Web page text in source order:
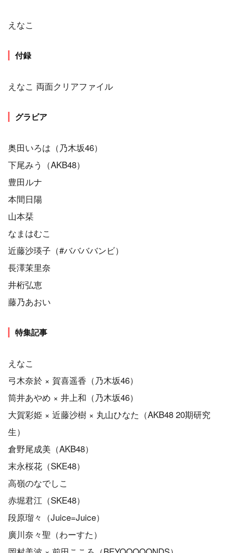
えなこ
付録
えなこ 両面クリアファイル
グラビア
奥田いろは（乃木坂46）
下尾みう（AKB48）
豊田ルナ
本間日陽
山本栞
なまはむこ
近藤沙瑛子（#ババババンビ）
長澤茉里奈
井桁弘恵
藤乃あおい
特集記事
えなこ
弓木奈於 × 賀喜遥香（乃木坂46）
筒井あやめ × 井上和（乃木坂46）
大賀彩姫 × 近藤沙樹 × 丸山ひなた（AKB48 20期研究
生）
倉野尾成美（AKB48）
末永桜花（SKE48）
高嶺のなでしこ
赤堀君江（SKE48）
段原瑠々（Juice=Juice）
廣川奈々聖（わーすた）